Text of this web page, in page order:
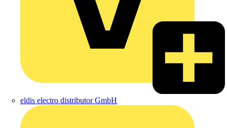
eldis electro distributor GmbH